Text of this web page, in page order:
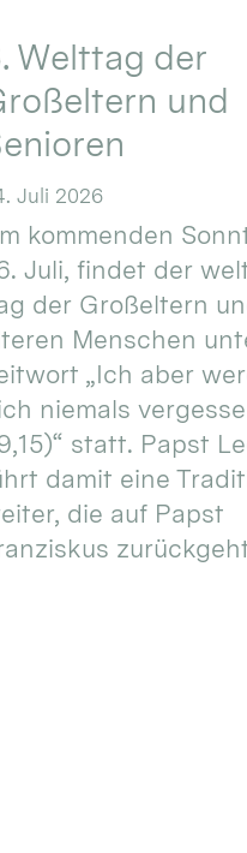
Welttag der
und
Juli 2026
kommenden
Juli, findet der
der Großeltern
Menschen
„Ich aber
niemals
statt. Papst
damit eine
die auf Papst